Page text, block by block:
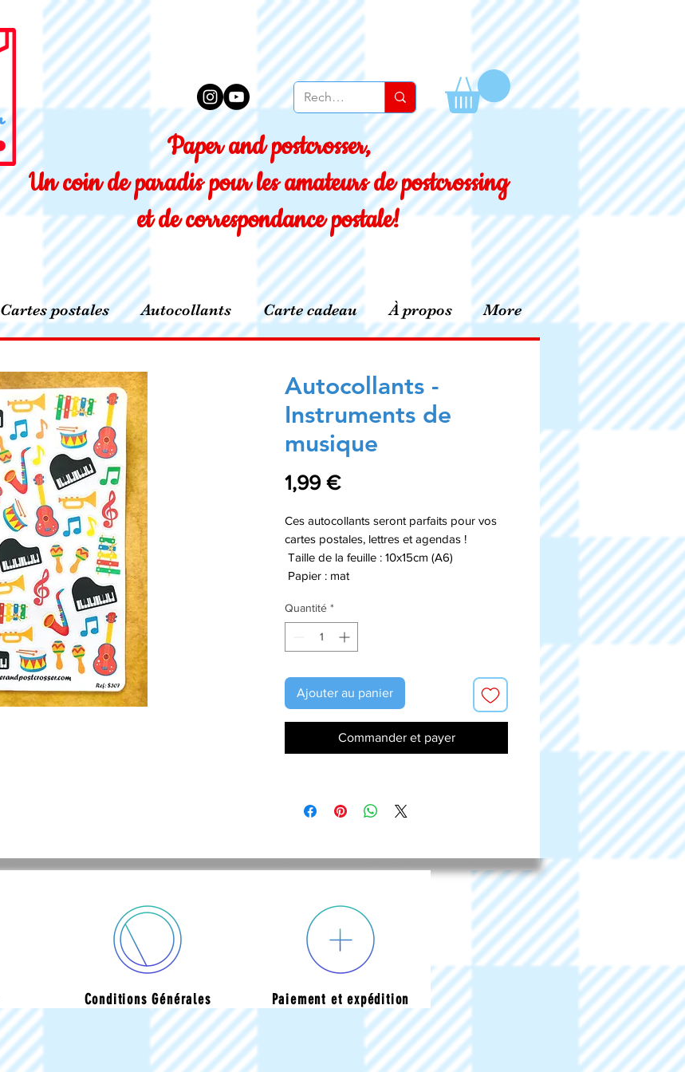
Paper and postcrosser,
Un coin de paradis pour les amateurs de postcrossing
et de correspondance postale!
Cartes postales Autocollants Carte cadeau À propos More
Autocollants -
Instruments de
musique
1,99 €Prix
Ces autocollants seront parfaits pour vos
cartes postales, lettres et agendas !
Taille de la feuille : 10x15cm (A6)
Papier : mat
Quantité *
Ajouter au panier
Commander et payer
Conditions Générales Paiement et expédition